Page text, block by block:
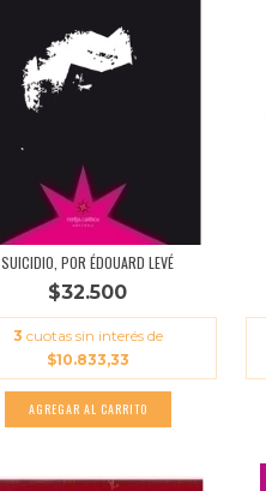
SUICIDIO, POR ÉDOUARD LEVÉ
$32.500
3 cuotas sin interés de
$10.833,33